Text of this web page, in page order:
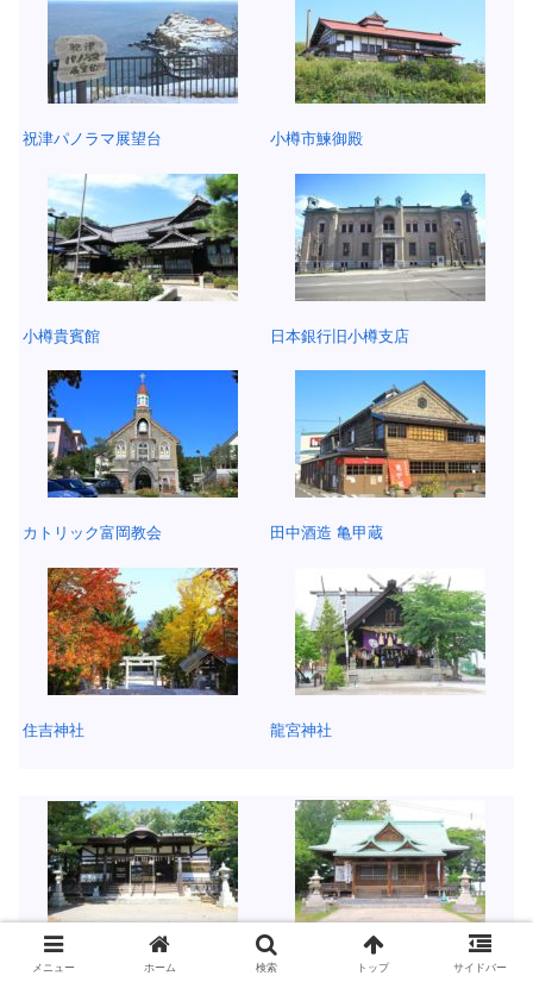
祝津パノラマ展望台
小樽貴賓館
カトリック富岡教会
住吉神社
小樽市鰊御殿
日本銀行旧小樽支店
田中酒造 亀甲蔵
龍宮神社
小樽稲荷神社 小樽 水天宮
メニュー ホーム 検索 トップ サイドバー